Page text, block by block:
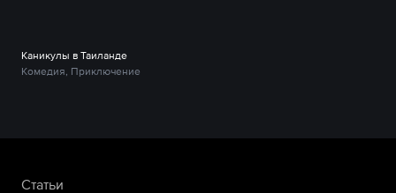
Каникулы в Таиланде
Комедия, Приключение
Статьи